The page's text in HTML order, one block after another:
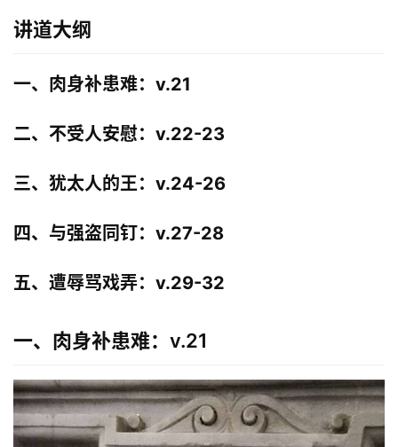
讲道大纲
一、肉身补患难：v.21
二、不受人安慰：v.22-23
三、犹太人的王：v.24-26
四、与强盗同钉：v.27-28
五、遭辱骂戏弄：v.29-32
一、肉身补患难：v.21